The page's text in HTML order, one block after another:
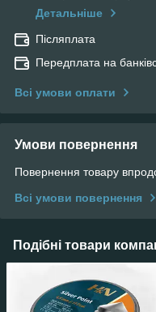
Детальніше
Післяплата
Передплата на
Всі умови оплати
Умови повернення
Повернення товару
Всі умови повернення
Подібні товари